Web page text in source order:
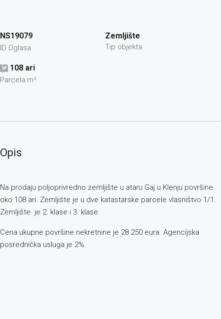
NS19079
ID Oglasa
Zemljište
Tip objekta
108 ari
Parcela m²
Opis
Na prodaju poljoprivredno zemljište u ataru Gaj u Klenju površine
oko 108 ari. Zemljište je u dve katastarske parcele vlasništvo 1/1.
Zemljište je 2. klase i 3. klase.
Cena ukupne površine nekretnine je 28 250 eura. Agencijska
posrednička usluga je 2%.